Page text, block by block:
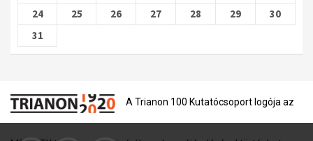
24
25 26 27 28 29
30
31
A Trianon 100 Kutatócsoport logója az